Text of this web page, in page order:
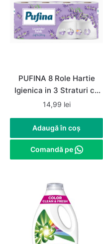
PUFINA 8 Role Hartie
Igienica in 3 Straturi cu
Parfum de Lavanda
14,99 lei
Adaugă în coș
Comandă pe